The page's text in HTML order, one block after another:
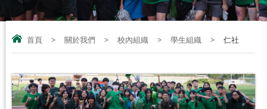
首頁 > 關於我們 > 校內組織 > 學生組織 > 仁社